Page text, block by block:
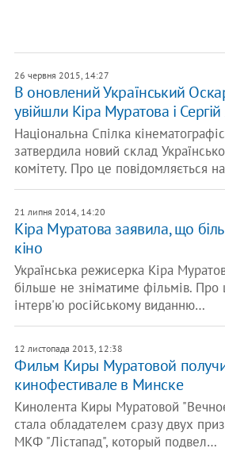
26 червня 2015, 14:27
В оновлений Український
увійшли Кіра Муратова і
Національна Спілка
затвердила новий склад
комітету. Про це повідомляється
21 липня 2014, 14:20
Кіра Муратова заявила, що
кіно
Українська режисерка Кіра
більше не зніматиме фільмів. Про
інтерв'ю російському виданню…
12 листопада 2013, 12:38
Фильм Киры Муратовой
кинофестивале в Минске
Кинолента Киры Муратовой
стала обладателем сразу двух
МКФ "Лістапад", который подвел…